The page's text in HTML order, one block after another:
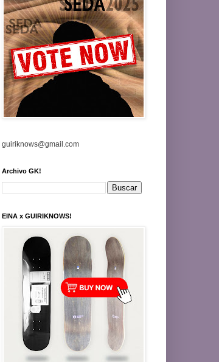
guiriknows@gmail.com
Archivo GK!
EINA x GUIRIKNOWS!